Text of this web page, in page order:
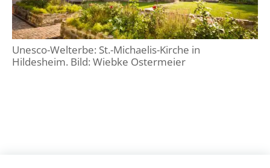
Unesco-Welterbe: St.-Michaelis-Kirche in
Hildesheim. Bild: Wiebke Ostermeier
Personalausschuss
Projektmanagement
Recht
Terminstundenplaner